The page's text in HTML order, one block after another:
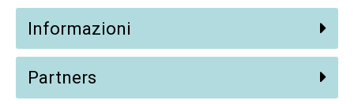
Informazioni
Partners